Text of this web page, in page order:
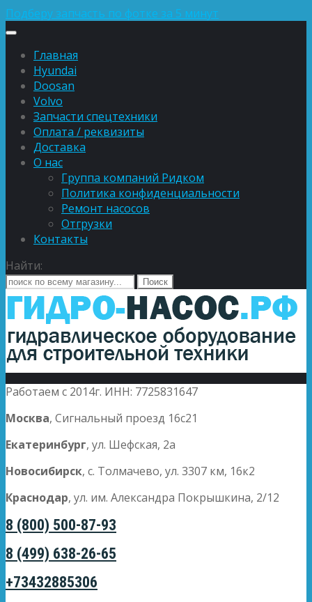
Подберу запчасть по фотке за 5 минут
Главная
Hyundai
Doosan
Volvo
Запчасти спецтехники
Оплата / реквизиты
Доставка
О нас
Группа компаний Ридком
Политика конфиденциальности
Ремонт насосов
Отгрузки
Контакты
Найти:
Работаем с 2014г. ИНН: 7725831647
Москва, Сигнальный проезд 16с21
Екатеринбург, ул. Шефская, 2а
Новосибирск, с. Толмачево, ул. 3307 км, 16к2
Краснодар, ул. им. Александра Покрышкина, 2/12
8 (800) 500-87-93
8 (499) 638-26-65
+73432885306